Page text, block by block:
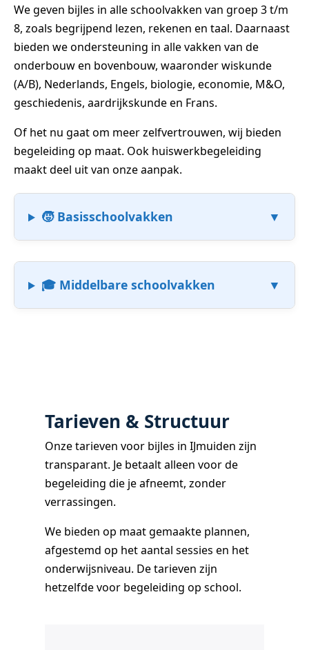
We geven bijles in alle schoolvakken van groep 3 t/m
8, zoals begrijpend lezen, rekenen en taal. Daarnaast
bieden we ondersteuning in alle vakken van de
onderbouw en bovenbouw, waaronder wiskunde
(A/B), Nederlands, Engels, biologie, economie, M&O,
geschiedenis, aardrijkskunde en Frans.
Of het nu gaat om meer zelfvertrouwen, wij bieden
begeleiding op maat. Ook huiswerkbegeleiding
maakt deel uit van onze aanpak.
🧒 Basisschoolvakken
🎓 Middelbare schoolvakken
Tarieven & Structuur
Onze tarieven voor bijles in IJmuiden zijn
transparant. Je betaalt alleen voor de
begeleiding die je afneemt, zonder
verrassingen.
We bieden op maat gemaakte plannen,
afgestemd op het aantal sessies en het
onderwijsniveau. De tarieven zijn
hetzelfde voor begeleiding op school.